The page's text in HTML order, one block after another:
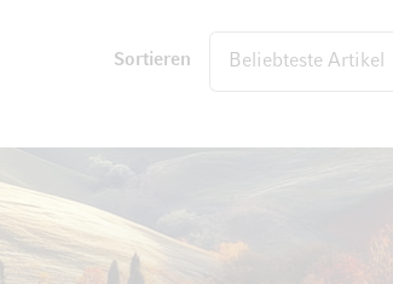
Sortieren